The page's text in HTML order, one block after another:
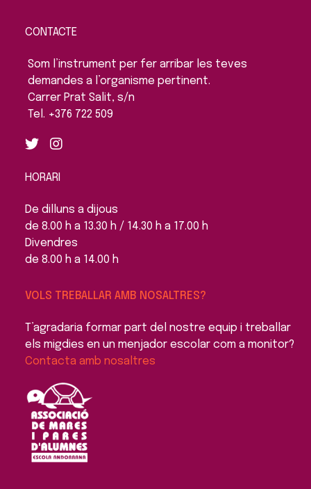
CONTACTE
Som l’instrument per fer arribar les teves
demandes a l’organisme pertinent.
Carrer Prat Salit, s/n
Tel. +376 722 509
HORARI
De dilluns a dijous
de 8.00 h a 13.30 h / 14.30 h a 17.00 h
Divendres
de 8.00 h a 14.00 h
VOLS TREBALLAR AMB NOSALTRES?
T’agradaria formar part del nostre equip i treballar
els migdies en un menjador escolar com a monitor?
Contacta amb nosaltres